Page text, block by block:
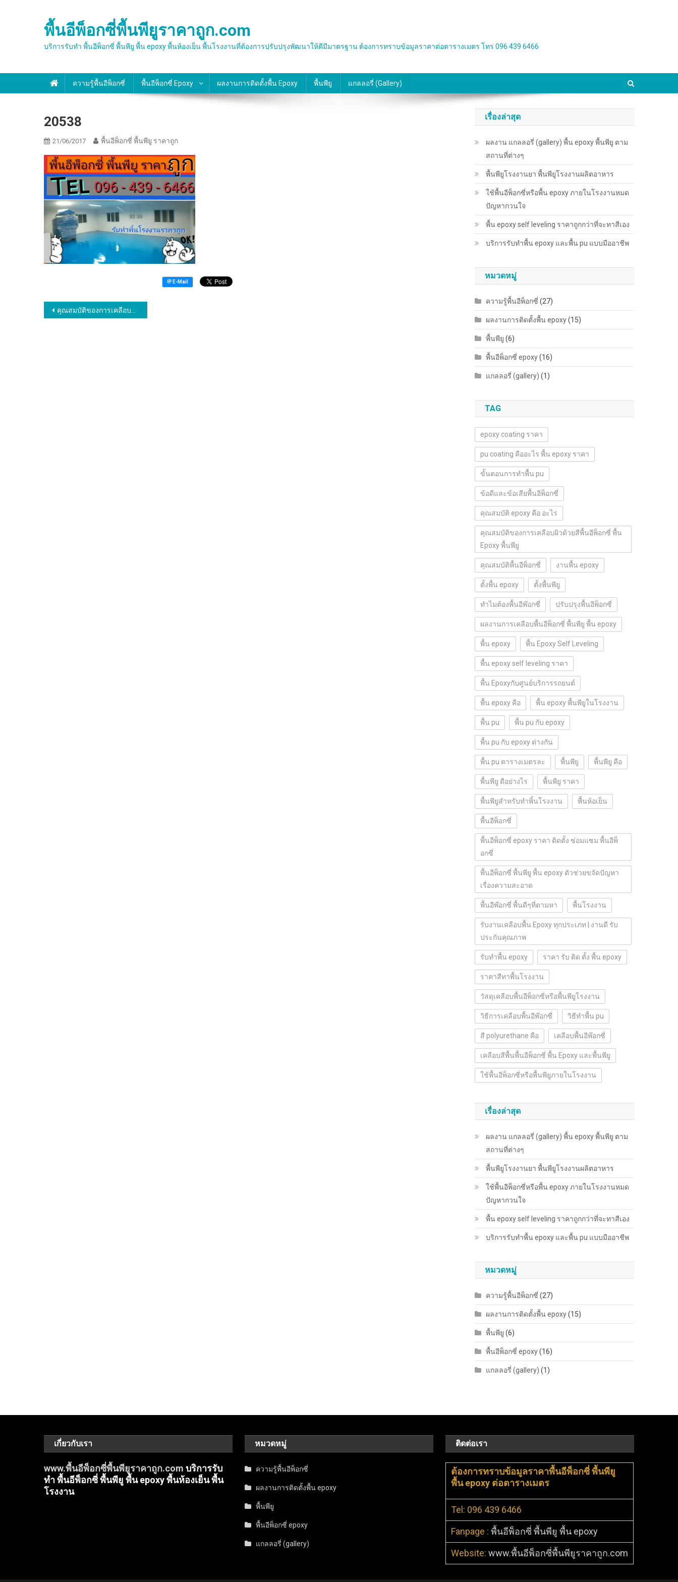
พื้นอีพ็อกซี่พื้นพียูราคาถูก.com
บริการรับทำ พื้นอีพ็อกซี่ พื้นพียู พื้น epoxy พื้นห้องเย็น พื้นโรงงานที่ต้องการปรับปรุงพัฒนาให้ดีมีมาตรฐาน ต้องการทราบข้อมูลราคาต่อตารางเมตร โทร 096 439 6466
ความรู้พื้นอีพ็อกซี่ พื้นอีพ็อกซี่ Epoxy ผลงานการติดตั้งพื้น Epoxy พื้นพียู แกลลอรี่ (gallery)
20538
21/06/2017 พื้นอีพ็อกซี่ พื้นพียู ราคาถูก
แนะแนว
คุณสมบัติของการเคลือบผิวด้วยสีพื้นอีพ็อกซี่ พื้น Epoxy พื้นพียู
เรื่องล่าสุด
ผลงาน แกลลอรี่ (gallery) พื้น epoxy พื้นพียู ตาม
สถานที่ต่างๆ
พื้นพียู​โรงงานยา พื้นพียู​โรงงานผลิตอาหาร
ใช้พื้นอีพ็อกซี่หรือพื้น epoxy ภายในโรงงานหมด
ปัญหากวนใจ
พื้น epoxy self leveling ราคาถูกกว่าที่จะทาสีเอง
บริการรับทำพื้น epoxy และพื้น pu แบบมืออาชีพ
หมวดหมู่
ความรู้พื้นอีพ็อกซี่ (27)
ผลงานการติดตั้งพื้น epoxy(15)
พื้นพียู (6)
พื้นอีพ็อกซี่ epoxy(16)
แกลลอรี่ (gallery) (1)
TAG
epoxy coating ราคา
pu coating คืออะไร พื้น epoxy ราคา
ขั้นตอนการทำพื้น pu
ข้อดีและข้อเสียพื้นอีพ็อกซี่
คุณสมบัติ epoxy คือ อะไร
คุณสมบัติของการเคลือบผิวด้วยสีพื้นอีพ็อกซี่ พื้น
Epoxy พื้นพียู
คุณสมบัติพื้นอีพ็อกซี่ งานพื้น epoxy
ตั้งพื้น epoxy ตั้งพื้นพียู
ทำไมต้องพื้นอีพ๊อกซี่ ปรับปรุงพื้นอีพ็อกซี่
ผลงานการเคลือบพื้นอีพ็อกซี่ พื้นพียู พื้น epoxy
พื้น epoxy พื้น Epoxy Self Leveling
พื้น epoxy self leveling ราคา
พื้น Epoxyกับศูนย์บริการรถยนต์
พื้น epoxy คือ พื้น epoxy พื้นพียูในโรงงาน
พื้น pu พื้น pu กับ epoxy
พื้น pu กับ epoxy ต่างกัน
พื้น pu ตารางเมตรละ พื้นพียู พื้นพียู คือ
พื้นพียู ดีอย่างไร พื้นพียู ราคา
พื้นพียูสำหรับทำพิ้นโรงงาน พื้นห้อเย็น
พื้นอีพ็อกซี่
พื้นอีพ็อกซี่ epoxy ราคา ติดตั้ง ซ่อมแซม พื้นอีพ็
อกซี่
พื้นอีพ็อกซี่ พื้นพียู พื้น epoxy ตัวช่วยขจัดปัญหา
เรื่องความสะอาด
พื้นอีพ๊อกซี่ พื้นดีๆที่ตามหา พื้นโรงงาน
รับงานเคลือบพื้น Epoxy ทุกประเภท | งานดี รับ
ประกันคุณภาพ
รับทำพื้น epoxy ราคา รับ ติด ตั้ง พื้น epoxy
ราคาสีทาพื้นโรงงาน
วัสดุเคลือบพื้นอีพ็อกซี่หรือพื้นพียูโรงงาน
วิธีการเคลือบพื้นอีพ๊อกซี่ วิธีทำพื้น pu
สี polyurethane คือ เคลือบพื้นอีพ๊อกซี่
เคลือบสีพื้นพื้นอีพ็อกซี่ พื้น Epoxy และพื้นพียู
ใช้พื้นอีพ็อกซี่หรือพื้นพียูภายในโรงงาน
เรื่องล่าสุด
ผลงาน แกลลอรี่ (gallery) พื้น epoxy พื้นพียู ตาม
สถานที่ต่างๆ
พื้นพียู​โรงงานยา พื้นพียู​โรงงานผลิตอาหาร
ใช้พื้นอีพ็อกซี่หรือพื้น epoxy ภายในโรงงานหมด
ปัญหากวนใจ
พื้น epoxy self leveling ราคาถูกกว่าที่จะทาสีเอง
บริการรับทำพื้น epoxy และพื้น pu แบบมืออาชีพ
หมวดหมู่
ความรู้พื้นอีพ็อกซี่ (27)
ผลงานการติดตั้งพื้น epoxy(15)
พื้นพียู (6)
พื้นอีพ็อกซี่ epoxy(16)
แกลลอรี่ (gallery) (1)
เกี่ยวกับเรา
www.พื้นอีพ็อกซี่พื้นพียูราคาถูก.com บริการรับ
ทำ พื้นอีพ็อกซี่ พื้นพียู พื้น epoxy พื้นห้องเย็น พื้น
โรงงาน
หมวดหมู่
ความรู้พื้นอีพ็อกซี่
ผลงานการติดตั้งพื้น epoxy
พื้นพียู
พื้นอีพ็อกซี่ epoxy
แกลลอรี่ (gallery)
ติดต่อเรา
ต้องการทราบข้อมูลราคาพื้นอีพ็อกซี่ พื้นพียู
พื้น epoxy ต่อตารางเมตร
Tel: 096 439 6466
Fanpage : พื้นอีพ็อกซี่ พื้นพียู พื้น epoxy
Website: www.พื้นอีพ็อกซี่พื้นพียูราคาถูก.com